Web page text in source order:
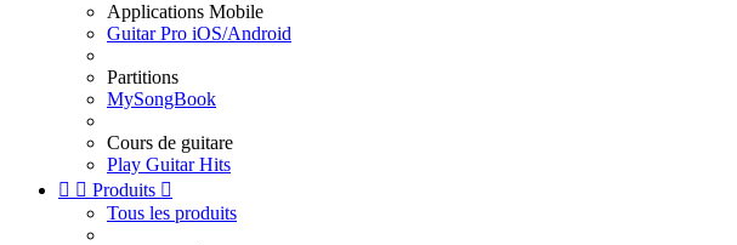
Applications Mobile
Guitar Pro iOS/Android
Partitions
MySongBook
Cours de guitare
Play Guitar Hits
  Produits 
Tous les produits